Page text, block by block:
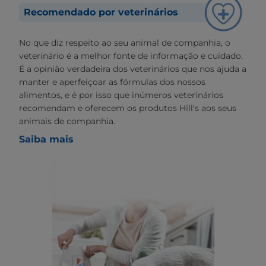
Recomendado por veterinários
No que diz respeito ao seu animal de companhia, o
veterinário é a melhor fonte de informação e cuidado.
É a opinião verdadeira dos veterinários que nos ajuda a
manter e aperfeiçoar as fórmulas dos nossos
alimentos, e é por isso que inúmeros veterinários
recomendam e oferecem os produtos Hill's aos seus
animais de companhia.
Saiba mais